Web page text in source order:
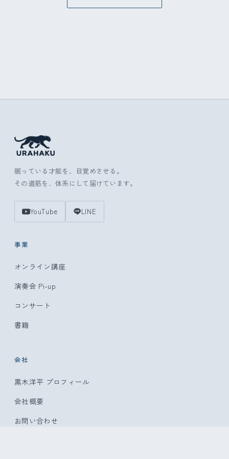
眠っている才能を、目覚めさせる。
その道筋を、体系にして届けています。
YouTube LINE
事業
オンライン講座
演奏会 Pi-up
コンサート
書籍
会社
黒木洋平 プロフィール
会社概要
お問い合わせ